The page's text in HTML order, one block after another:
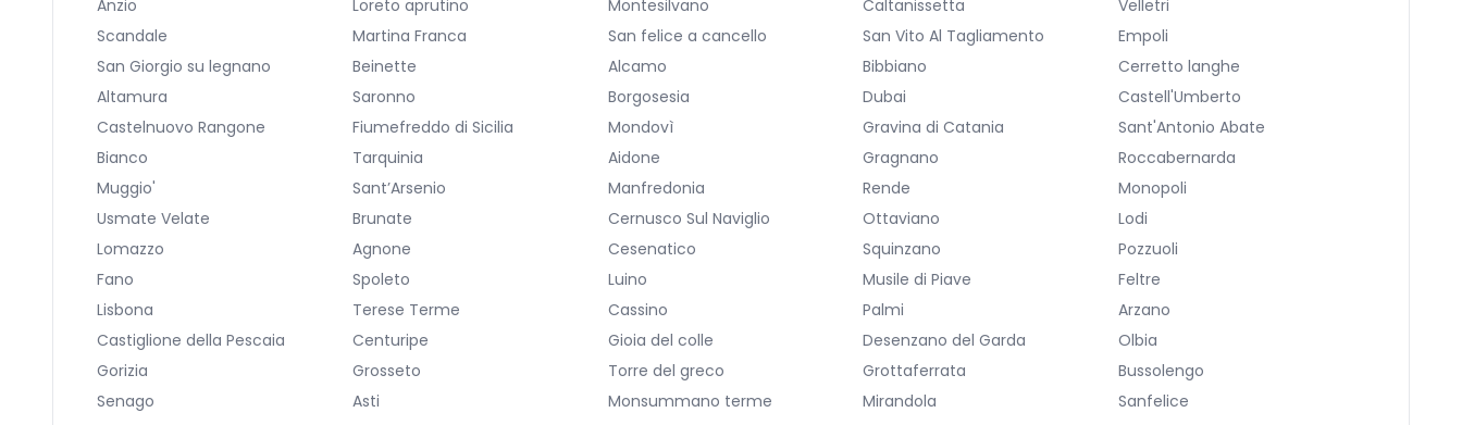
Anzio
Loreto aprutino Montesilvano Caltanissetta
Velletri
Scandale
Martina Franca San felice a cancello San Vito Al Tagliamento
Empoli
San Giorgio su legnano
Beinette Alcamo Bibbiano
Cerretto langhe
Altamura
Saronno Borgosesia Dubai
Castell'Umberto
Castelnuovo Rangone
Fiumefreddo di Sicilia Mondovì Gravina di Catania
Sant'Antonio Abate
Bianco
Tarquinia Aidone Gragnano
Roccabernarda
Muggio'
Sant’Arsenio Manfredonia Rende
Monopoli
Usmate Velate
Brunate Cernusco Sul Naviglio Ottaviano
Lodi
Lomazzo
Agnone Cesenatico Squinzano
Pozzuoli
Fano
Spoleto Luino Musile di Piave
Feltre
Lisbona
Terese Terme Cassino Palmi
Arzano
Castiglione della Pescaia
Centuripe Gioia del colle Desenzano del Garda
Olbia
Gorizia
Grosseto Torre del greco Grottaferrata
Bussolengo
Senago
Asti Monsummano terme Mirandola
Sanfelice